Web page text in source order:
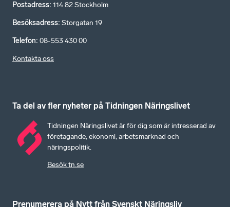
Postadress: 114 82 Stockholm
Besöksadress: Storgatan 19
Telefon: 08-553 430 00
Kontakta oss
Ta del av fler nyheter på Tidningen Näringslivet
Tidningen Näringslivet är för dig som är intresserad av
företagande, ekonomi, arbetsmarknad och
näringspolitik.
Besök tn.se
Prenumerera på Nytt från Svenskt Näringsliv